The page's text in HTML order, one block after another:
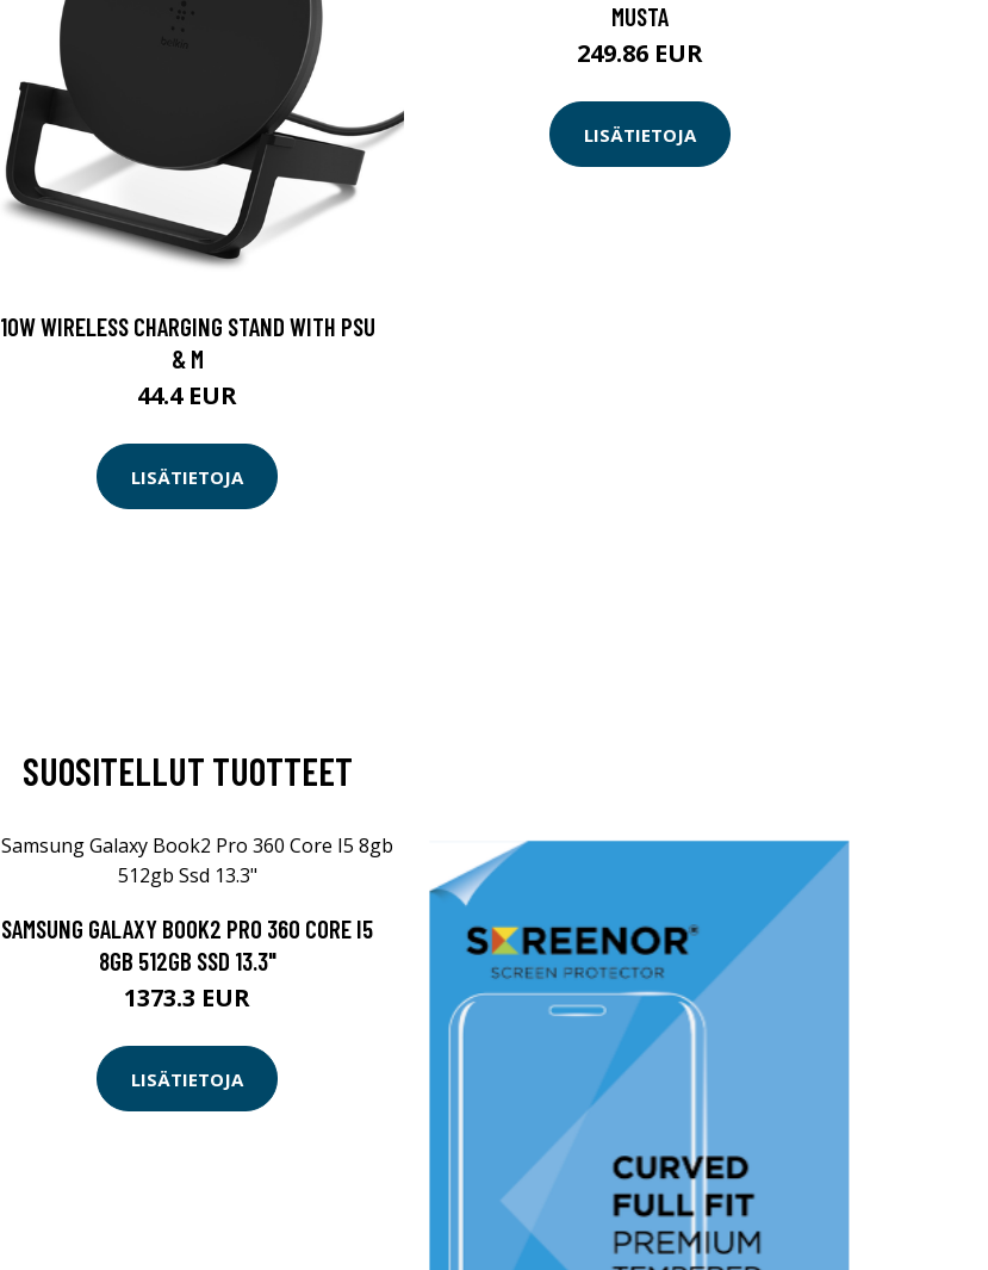
10W WIRELESS CHARGING STAND WITH PSU
& M
44.4 EUR
LISÄTIETOJA
MUSTA
249.86 EUR
LISÄTIETOJA
SUOSITELLUT TUOTTEET
SAMSUNG GALAXY BOOK2 PRO 360 CORE I5
8GB 512GB SSD 13.3"
1373.3 EUR
LISÄTIETOJA